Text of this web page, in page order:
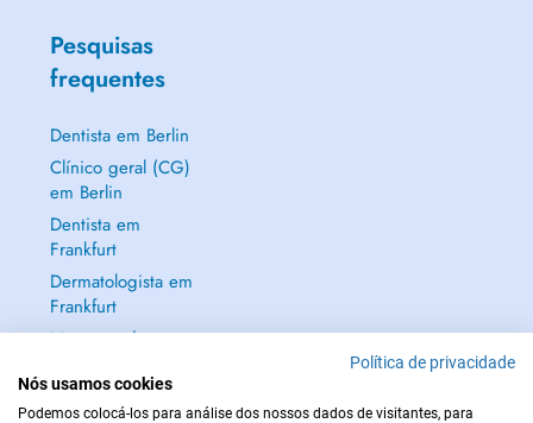
Pesquisas
frequentes
Dentista em Berlin
Clínico geral (CG)
em Berlin
Dentista em
Frankfurt
Dermatologista em
Frankfurt
Mostrar tudo →
Política de privacidade
Nós usamos cookies
Podemos colocá-los para análise dos nossos dados de visitantes, para